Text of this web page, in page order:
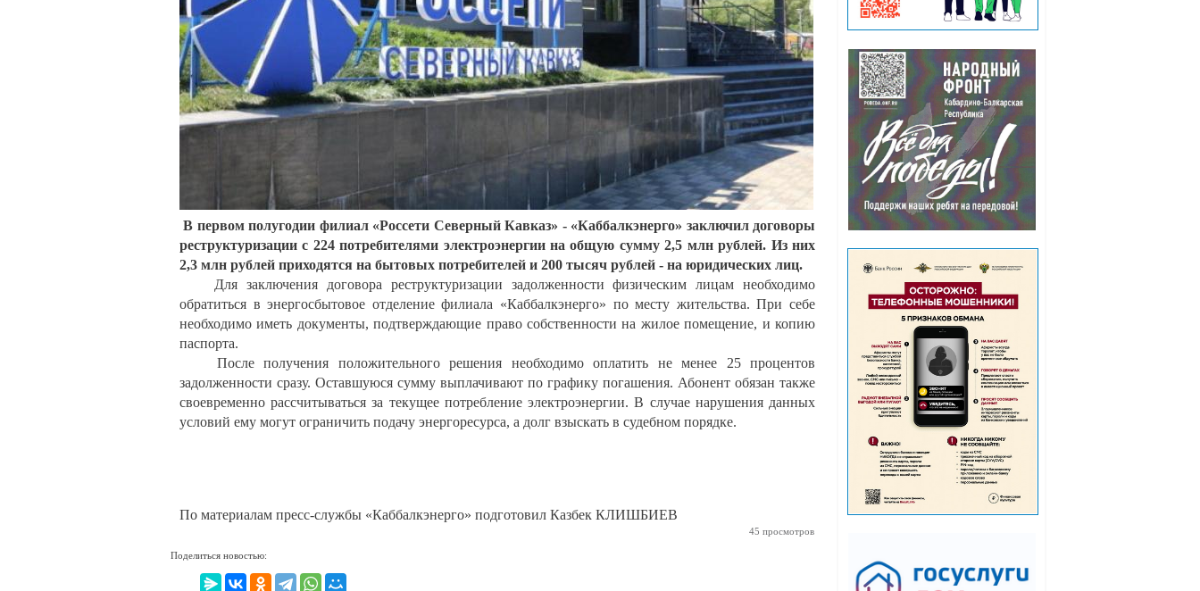
В первом полугодии филиал «Россети Северный Кавказ» - «Каббалкэнерго» заключил договоры
реструктуризации с 224 потребителями электроэнергии на общую сумму 2,5 млн рублей. Из них
2,3 млн рублей приходятся на бытовых потребителей и 200 тысяч рублей - на юридических лиц.
Для заключения договора реструктуризации задолженности физическим лицам необходимо
обратиться в энергосбытовое отделение филиала «Каббалкэнерго» по месту жительства. При себе
необходимо иметь документы, подтверждающие право собственности на жилое помещение, и копию
паспорта.
После получения положительного решения необходимо оплатить не менее 25 процентов
задолженности сразу. Оставшуюся сумму выплачивают по графику погашения. Абонент обязан также
своевременно рассчитываться за текущее потребление электроэнергии. В случае нарушения данных
условий ему могут ограничить подачу энергоресурса, а долг взыскать в судебном порядке.
По материалам пресс-службы «Каббалкэнерго» подготовил Казбек КЛИШБИЕВ
45 просмотров
Поделиться новостью: